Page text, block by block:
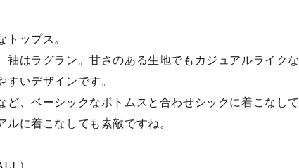
トップス。
袖はラグラン。甘さのある生地でもカジュアルライクな
すいデザインです。
ど、ベーシックなボトムスと合わせシックに着こなして
に着こなしても素敵ですね。
）